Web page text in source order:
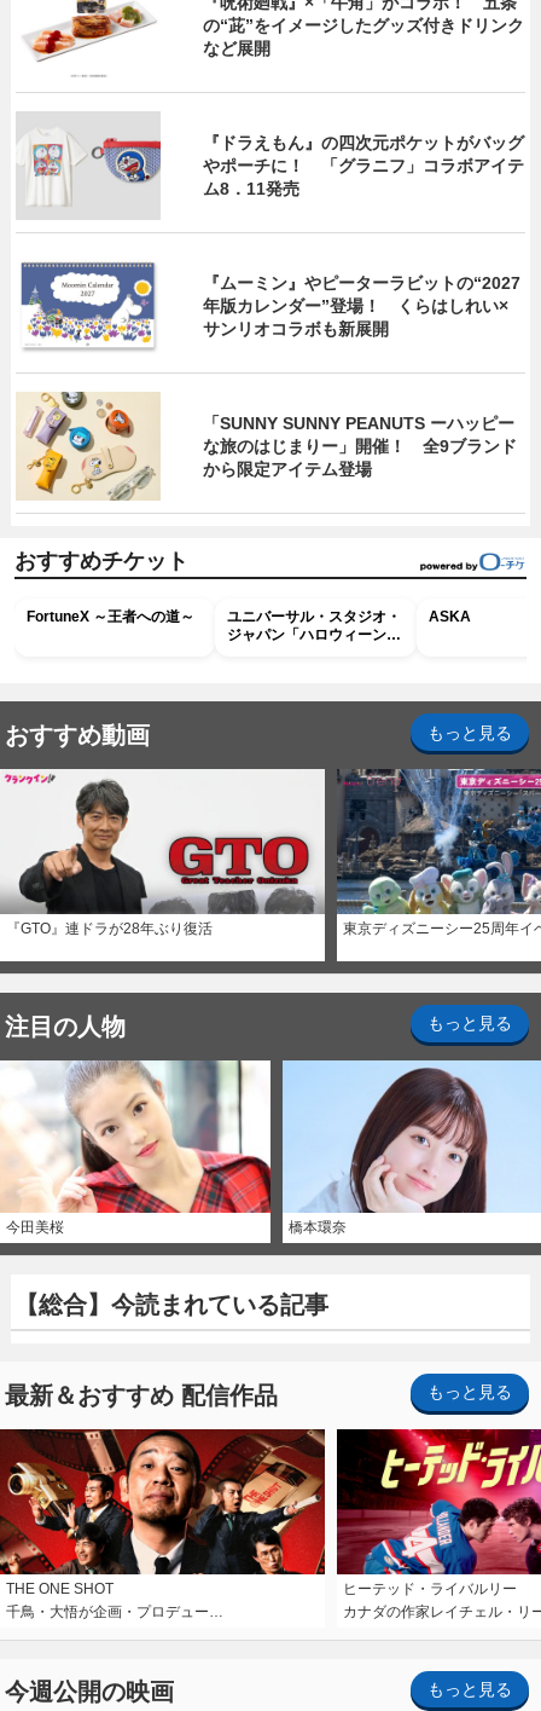
の“茈”をイメージしたグッズ付きドリンク
など展開
『ドラえもん』の四次元ポケットがバッグ
やポーチに！ 「グラニフ」コラボアイテ
ム8．11発売
『ムーミン』やピーターラビットの“2027
年版カレンダー”登場！ くらはしれい×
サンリオコラボも新展開
「SUNNY SUNNY PEANUTS ーハッピー
な旅のはじまりー」開催！ 全9ブランド
から限定アイテム登場
おすすめチケット
FortuneX ～王者への道～
ユニバーサル・スタジオ・
ジャパン「ハロウィーン・
ASKA
おすすめ動画 もっと見る
『GTO』連ドラが28年ぶり復活 東京ディズニーシー25周年イ
注目の人物 もっと見る
今田美桜 橋本環奈
【総合】今読まれている記事
最新＆おすすめ 配信作品 もっと見る
THE ONE SHOT
千鳥・大悟が企画・プロデュー…
ヒーテッド・ライバルリー
カナダの作家レイチェル・リ
今週公開の映画 もっと見る